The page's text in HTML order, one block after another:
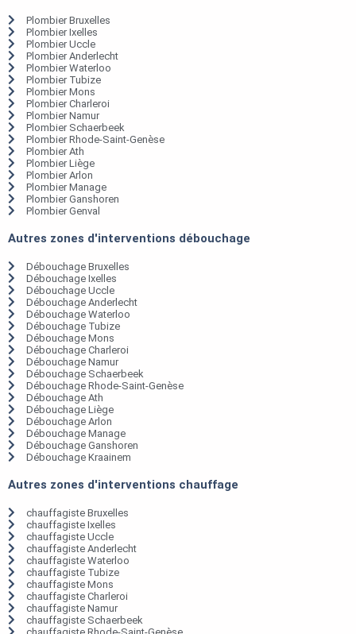
Plombier Bruxelles
Plombier Ixelles
Plombier Uccle
Plombier Anderlecht
Plombier Waterloo
Plombier Tubize
Plombier Mons
Plombier Charleroi
Plombier Namur
Plombier Schaerbeek
Plombier Rhode-Saint-Genèse
Plombier Ath
Plombier Liège
Plombier Arlon
Plombier Manage
Plombier Ganshoren
Plombier Genval
Autres zones d'interventions débouchage
Débouchage Bruxelles
Débouchage Ixelles
Débouchage Uccle
Débouchage Anderlecht
Débouchage Waterloo
Débouchage Tubize
Débouchage Mons
Débouchage Charleroi
Débouchage Namur
Débouchage Schaerbeek
Débouchage Rhode-Saint-Genèse
Débouchage Ath
Débouchage Liège
Débouchage Arlon
Débouchage Manage
Débouchage Ganshoren
Débouchage Kraainem
Autres zones d'interventions chauffage
chauffagiste Bruxelles
chauffagiste Ixelles
chauffagiste Uccle
chauffagiste Anderlecht
chauffagiste Waterloo
chauffagiste Tubize
chauffagiste Mons
chauffagiste Charleroi
chauffagiste Namur
chauffagiste Schaerbeek